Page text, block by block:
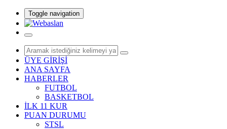
Toggle navigation
ÜYE GİRİŞİ
ANA SAYFA
HABERLER
FUTBOL
BASKETBOL
İLK 11 KUR
PUAN DURUMU
STSL